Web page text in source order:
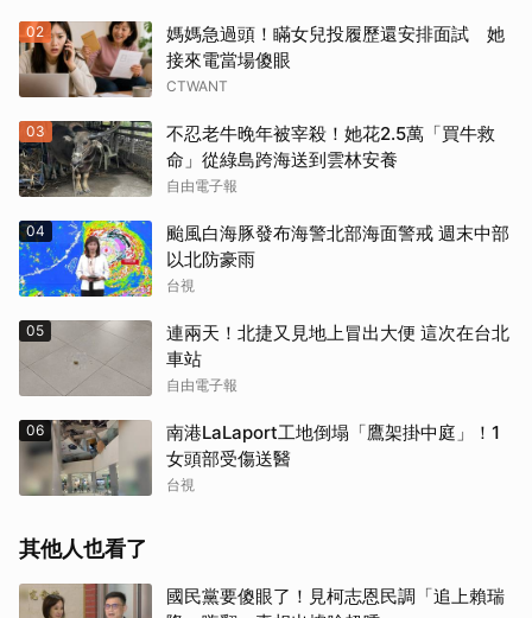
02
媽媽急過頭！瞞女兒投履歷還安排面試 她
接來電當場傻眼
CTWANT
03
不忍老牛晚年被宰殺！她花2.5萬「買牛救
命」從綠島跨海送到雲林安養
自由電子報
04
颱風白海豚發布海警北部海面警戒 週末中部
以北防豪雨
台視
05
連兩天！北捷又見地上冒出大便 這次在台北
車站
自由電子報
06
南港LaLaport工地倒塌「鷹架掛中庭」！1
女頭部受傷送醫
台視
其他人也看了
國民黨要傻眼了！見柯志恩民調「追上賴瑞